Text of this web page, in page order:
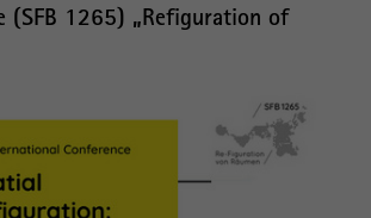
(SFB 1265) „Refiguration of